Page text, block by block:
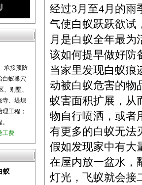
承接预防
白蚁巢穴
、别墅、
寺、堤坝
工程；
工费
蚁
经过3月至4月的雨
气使白蚁跃跃欲试
月是白蚁全年最为
该如何提早做好防
当家里发现白蚁痕
动被白蚁危害的物
蚁害面积扩展，从
物自行喷洒，或者
有更多的白蚁无法
假如发现家中有大
在屋内放一盆水，
灯光，飞蚁就会接